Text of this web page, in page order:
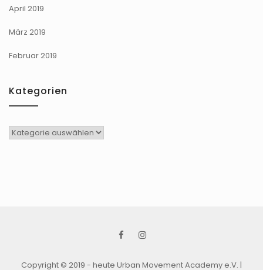
April 2019
März 2019
Februar 2019
Kategorien
Kategorien
Copyright © 2019 - heute Urban Movement Academy e.V. |